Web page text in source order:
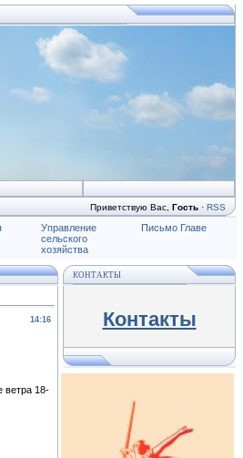
Приветствую Вас Гость · RSS
Управление
сельского
хозяйства
Письмо Главе
14:16
ветра 18-
КОНТАКТЫ
Контакты